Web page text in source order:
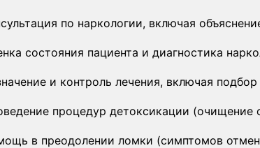
по наркологии, включая
состояния пациента и диагностика
и контроль лечения, включая
процедур детоксикации (очищение
в преодолении ломки (симптомов